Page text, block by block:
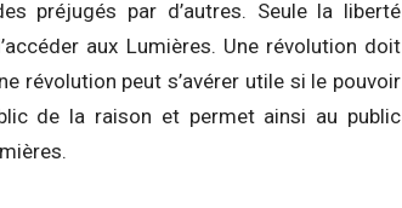
préjugés par d’autres. Seule la liberté
aux Lumières. Une révolution doit
révolution peut s’avérer utile si le pouvoir
de la raison et permet ainsi au public